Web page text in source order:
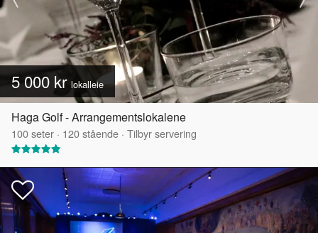
5 000 kr lokalleie
Haga Golf - Arrangementslokalene
100seter · 120stående · Tilbyr servering